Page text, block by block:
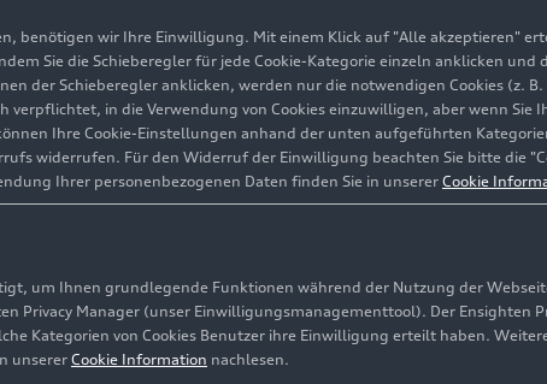
benötigen wir Ihre Einwilligung. Mit einem Klick auf "Alle akzeptieren"
Sie die Schieberegler für jede Cookie-Kategorie einzeln anklicken
der Schieberegler anklicken, werden nur die notwendigen Cookies (z.
verpflichtet, in die Verwendung von Cookies einzuwilligen, aber wenn
Ihre Cookie-Einstellungen anhand der unten aufgeführten
widerrufen. Für den Widerruf der Einwilligung beachten Sie bitte die
Ihrer personenbezogenen Daten finden Sie in unserer Cookie
um Ihnen grundlegende Funktionen während der Nutzung der
Privacy Manager (unser Einwilligungsmanagementtool). Der Ensighten
Kategorien von Cookies Benutzer ihre Einwilligung erteilt haben.
unsererCookie Information nachlesen.